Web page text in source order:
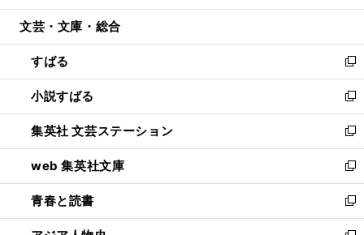
開
ウ
開
く
ン
ウ
で
開
く
ウ
ン
ド
ウ
で
開
く
文芸・文庫・総合
すばる
新
し
い
ウ
ィ
ン
ド
ウ
で
開
小説すばる
新
し
い
ウ
ィ
ン
ド
ウ
集英社 文芸ステーション
新
し
い
ウ
ィ
ン
web 集英社文庫
新
し
い
ウ
青春と読書
新
し